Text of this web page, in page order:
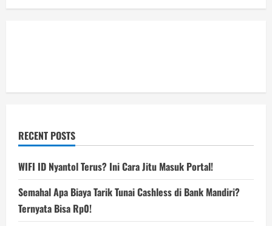
RECENT POSTS
WIFI ID Nyantol Terus? Ini Cara Jitu Masuk Portal!
Semahal Apa Biaya Tarik Tunai Cashless di Bank Mandiri?
Ternyata Bisa Rp0!